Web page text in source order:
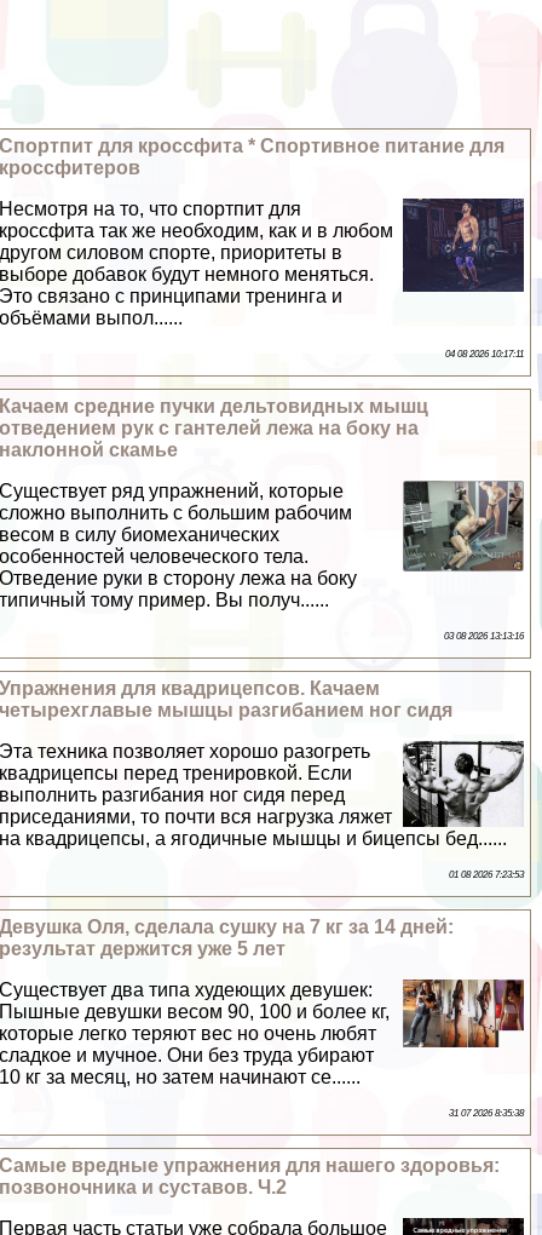
Спортпит для кроссфита * Спортивное питание для
кроссфитеров
Несмотря на то, что спортпит для
кроссфита так же необходим, как и в любом
другом силовом спорте, приоритеты в
выборе добавок будут немного меняться.
Это связано с принципами тренинга и
объёмами выпол......
04 08 2026 10:17:11
Качаем средние пучки дельтовидных мышц
отведением рук с гантелей лежа на боку на
наклонной скамье
Существует ряд упражнений, которые
сложно выполнить с большим рабочим
весом в силу биомеханических
особенностей человеческого тела.
Отведение руки в сторону лежа на боку
типичный тому пример. Вы получ......
03 08 2026 13:13:16
Упражнения для квадрицепсов. Качаем
четырехглавые мышцы разгибанием ног сидя
Эта техника позволяет хорошо разогреть
квадрицепсы перед тренировкой. Если
выполнить разгибания ног сидя перед
приседаниями, то почти вся нагрузка ляжет
на квадрицепсы, а ягодичные мышцы и бицепсы бед......
01 08 2026 7:23:53
Дeвyшка Оля, сделала сушку на 7 кг за 14 дней:
результат держится уже 5 лет
Существует два типа худеющих дeвyшек:
Пышные дeвyшки весом 90, 100 и более кг,
которые легко теряют вес но очень любят
сладкое и мучное. Они без труда убирают
10 кг за месяц, но затем начинают се......
31 07 2026 8:35:38
Самые вредные упражнения для нашего здоровья:
позвоночника и суставов. Ч.2
Первая часть статьи уже собрала большое